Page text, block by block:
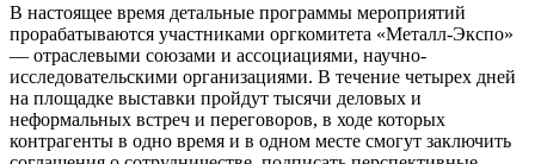
В настоящее время детальные программы мероприятий
прорабатываются участниками оргкомитета «Металл-Экспо»
— отраслевыми союзами и ассоциациями, научно-
исследовательскими организациями. В течение четырех дней
на площадке выставки пройдут тысячи деловых и
неформальных встреч и переговоров, в ходе которых
контрагенты в одно время и в одном месте смогут заключить